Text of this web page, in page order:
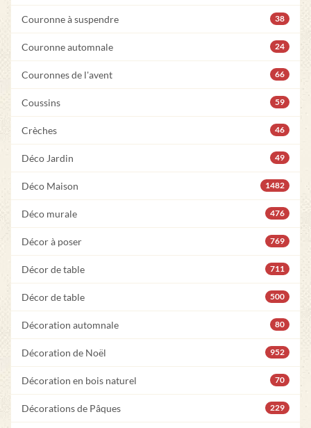
Couronne à suspendre 38
Couronne automnale 24
Couronnes de l'avent 66
Coussins 59
Crèches 46
Déco Jardin 49
Déco Maison 1482
Déco murale 476
Décor à poser 769
Décor de table 711
Décor de table 500
Décoration automnale 80
Décoration de Noël 952
Décoration en bois naturel 70
Décorations de Pâques 229